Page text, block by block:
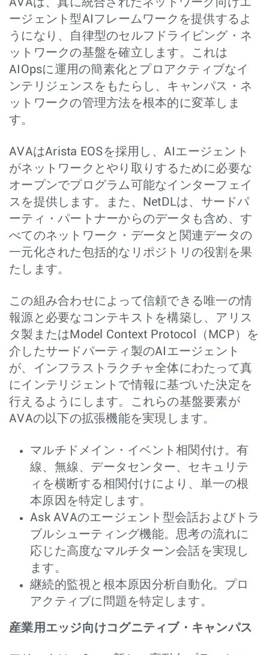
AVAは、真に統合されたネットワーク向けエ
ージェント型AIフレームワークを提供するよ
うになり、自律型のセルフドライビング・ネ
ットワークの基盤を確立します。これは
AIOpsに運用の簡素化とプロアクティブなイ
ンテリジェンスをもたらし、キャンパス・ネ
ットワークの管理方法を根本的に変革しま
す。
AVAはArista EOSを採用し、AIエージェント
がネットワークとやり取りするために必要な
オープンでプログラム可能なインターフェイ
スを提供します。また、NetDLは、サードパ
ーティ・パートナーからのデータも含め、す
べてのネットワーク・データと関連データの
一元化された包括的なリポジトリの役割を果
たします。
この組み合わせによって信頼できる唯一の情
報源と必要なコンテキストを構築し、アリス
タ製またはModel Context Protocol（MCP）を
介したサードパーティ製のAIエージェント
が、インフラストラクチャ全体にわたって真
にインテリジェントで情報に基づいた決定を
行えるようにします。これらの基盤要素が
AVAの以下の拡張機能を実現します。
マルチドメイン・イベント相関付け。有
線、無線、データセンター、セキュリテ
ィを横断する相関付けにより、単一の根
本原因を特定します。
Ask AVAのエージェント型会話およびトラ
ブルシューティング機能。思考の流れに
応じた高度なマルチターン会話を実現し
ます。
継続的監視と根本原因分析自動化。プロ
アクティブに問題を特定します。
産業用エッジ向けコグニティブ・キャンパス